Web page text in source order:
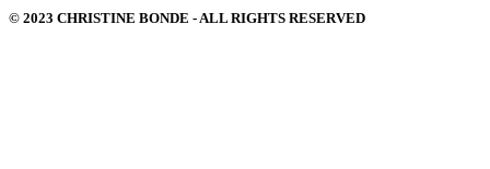
© 2023 CHRISTINE BONDE - ALL RIGHTS RESERVED